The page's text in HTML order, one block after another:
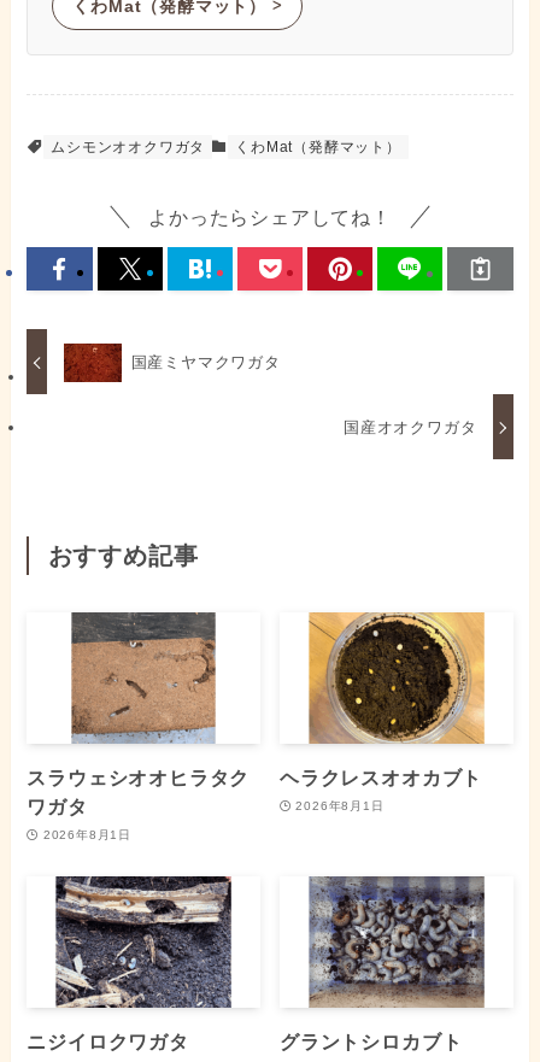
くわMat（発酵マット） ᐳ
ムシモンオオクワガタ くわMat（発酵マット）
よかったらシェアしてね！
国産ミヤマクワガタ
国産オオクワガタ
おすすめ記事
スラウェシオオヒラタク
ワガタ
2026年8月1日
ヘラクレスオオカブト
2026年8月1日
ニジイロクワガタ グラントシロカブト